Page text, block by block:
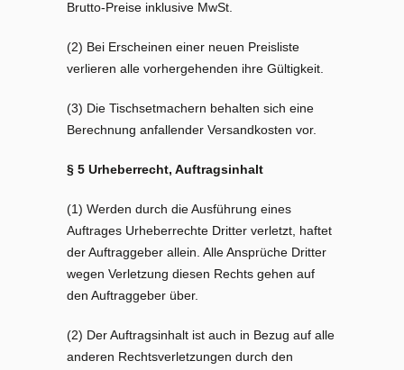
Brutto-Preise inklusive MwSt.
(2) Bei Erscheinen einer neuen Preisliste
verlieren alle vorhergehenden ihre Gültigkeit.
(3) Die Tischsetmachern behalten sich eine
Berechnung anfallender Versandkosten vor.
§ 5 Urheberrecht, Auftragsinhalt
(1) Werden durch die Ausführung eines
Auftrages Urheberrechte Dritter verletzt, haftet
der Auftraggeber allein. Alle Ansprüche Dritter
wegen Verletzung diesen Rechts gehen auf
den Auftraggeber über.
(2) Der Auftragsinhalt ist auch in Bezug auf alle
anderen Rechtsverletzungen durch den